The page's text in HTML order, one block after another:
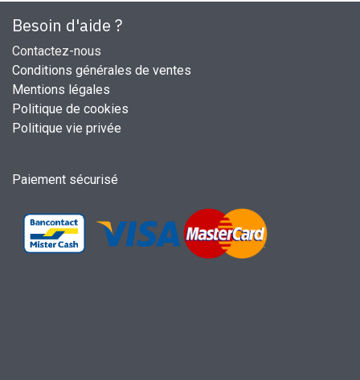
Besoin d'aide ?
Contactez-nous
Conditions générales de ventes
Mentions légales
Politique de cookies
Politique vie privée
Paiement sécurisé